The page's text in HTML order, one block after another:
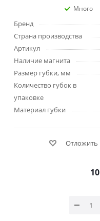
Много
Бренд
Страна производства
Артикул
Наличие магнита
Размер губки, мм
Количество губок в
упаковке
Материал губки
Отложить
10